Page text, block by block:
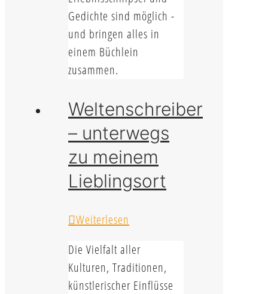
Gedichte sind möglich -
und bringen alles in
einem Büchlein
zusammen.
Weltenschreiber
– unterwegs
zu meinem
Lieblingsort
Weiterlesen
Die Vielfalt aller
Kulturen, Traditionen,
künstlerischer Einflüsse